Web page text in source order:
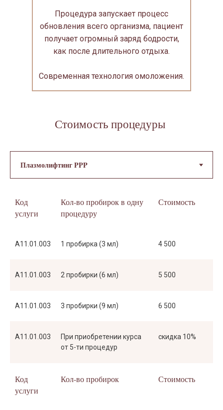
Процедура запускает процесс
обновления всего организма, пациент
получает огромный заряд бодрости,
как после длительного отдыха.
Современная технология омоложения.
Стоимость процедуры
Код
услуги
Кол-во пробирок в одну
процедуру
Стоимость
A11.01.003 1 пробирка (3 мл) 4 500
A11.01.003 2 пробирки (6 мл) 5 500
A11.01.003 3 пробирки (9 мл) 6 500
A11.01.003
При приобретении курса
от 5-ти процедур
скидка 10%
Код
услуги
Кол-во пробирок Стоимость